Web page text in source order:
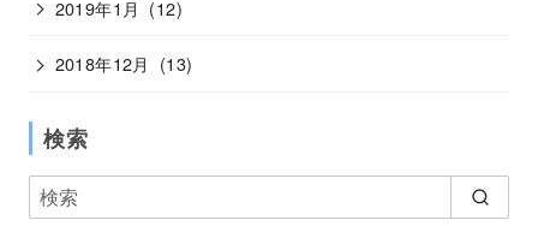
2019年1月 (12)
2018年12月 (13)
検索